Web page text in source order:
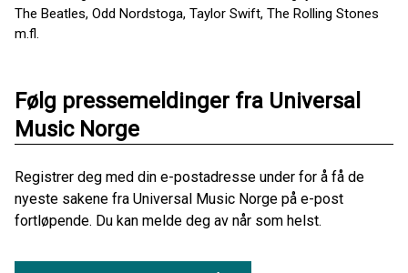
The Beatles, Odd Nordstoga, Taylor Swift, The Rolling Stones
m.fl.
Følg pressemeldinger fra Universal
Music Norge
Registrer deg med din e-postadresse under for å få de
nyeste sakene fra Universal Music Norge på e-post
fortløpende. Du kan melde deg av når som helst.